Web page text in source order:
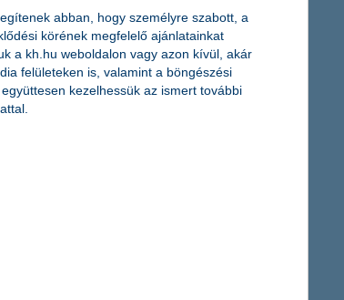
Magyarországon 2020 májusa óta
A pénzintézet pedig kedvező
csökkentését, lendületet adva az
abban, hogy személyre szabott, a
körének megfelelő ajánlatainkat
a kh.hu weboldalon vagy azon kívül, akár
felületeken is, valamint a böngészési
kezelhessük az ismert további